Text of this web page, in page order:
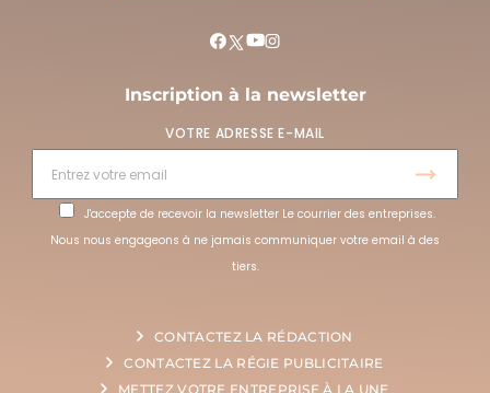
Inscription à la newsletter
VOTRE ADRESSE E-MAIL
J'accepte de recevoir la newsletter Le courrier des entreprises.
Nous nous engageons à ne jamais communiquer votre email à des
tiers.
CONTACTEZ LA RÉDACTION
CONTACTEZ LA RÉGIE PUBLICITAIRE
METTEZ VOTRE ENTREPRISE À LA UNE